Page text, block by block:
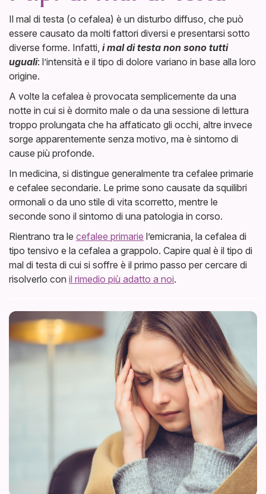
Il mal di testa (o cefalea) è un disturbo diffuso, che può
essere causato da molti fattori diversi e presentarsi sotto
diverse forme. Infatti, i mal di testa non sono tutti
uguali: l’intensità e il tipo di dolore variano in base alla loro
origine.
A volte la cefalea è provocata semplicemente da una
notte in cui si è dormito male o da una sessione di lettura
troppo prolungata che ha affaticato gli occhi, altre invece
sorge apparentemente senza motivo, ma è sintomo di
cause più profonde.
In medicina, si distingue generalmente tra cefalee primarie
e cefalee secondarie. Le prime sono causate da squilibri
ormonali o da uno stile di vita scorretto, mentre le
seconde sono il sintomo di una patologia in corso.
Rientrano tra le cefalee primarie l’emicrania, la cefalea di
tipo tensivo e la cefalea a grappolo. Capire qual è il tipo di
mal di testa di cui si soffre è il primo passo per cercare di
risolverlo con il rimedio più adatto a noi.